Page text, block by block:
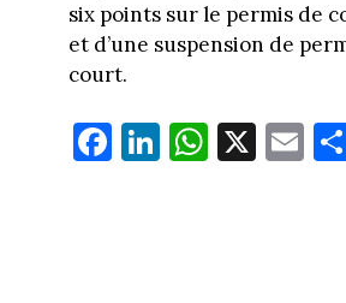
six points sur le permis de
et d’une suspension de
court.
Fa
ce
Li
nk
W
ha
X E
m